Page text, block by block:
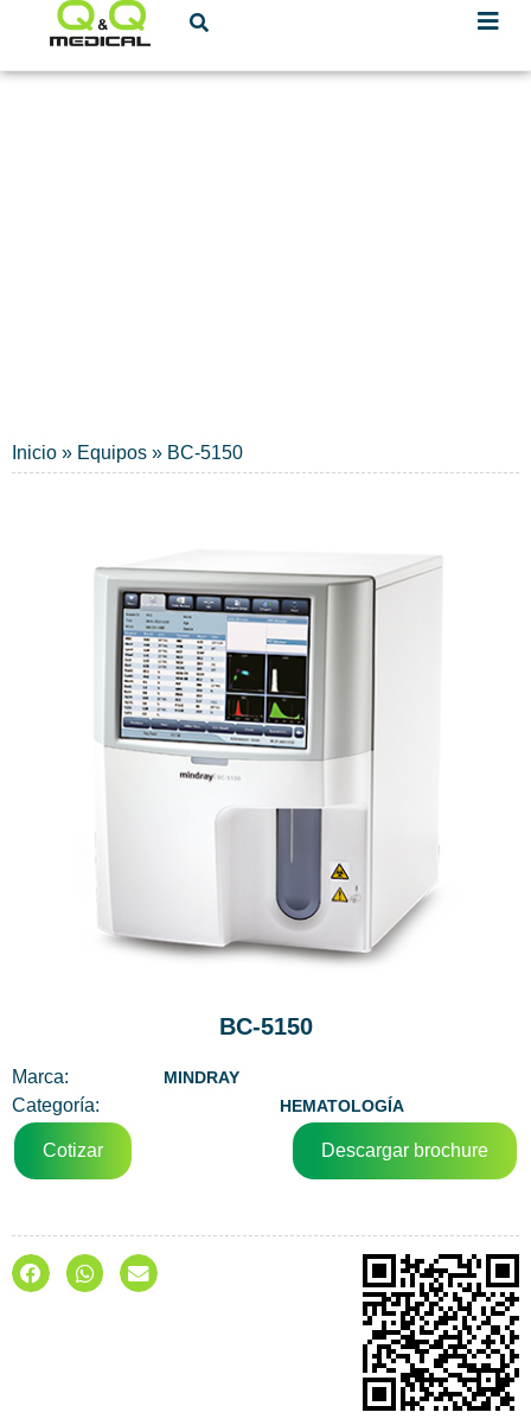
Inicio » Equipos » BC-5150
BC-5150
Marca: MINDRAY
Categoría: HEMATOLOGÍA
Cotizar Descargar brochure